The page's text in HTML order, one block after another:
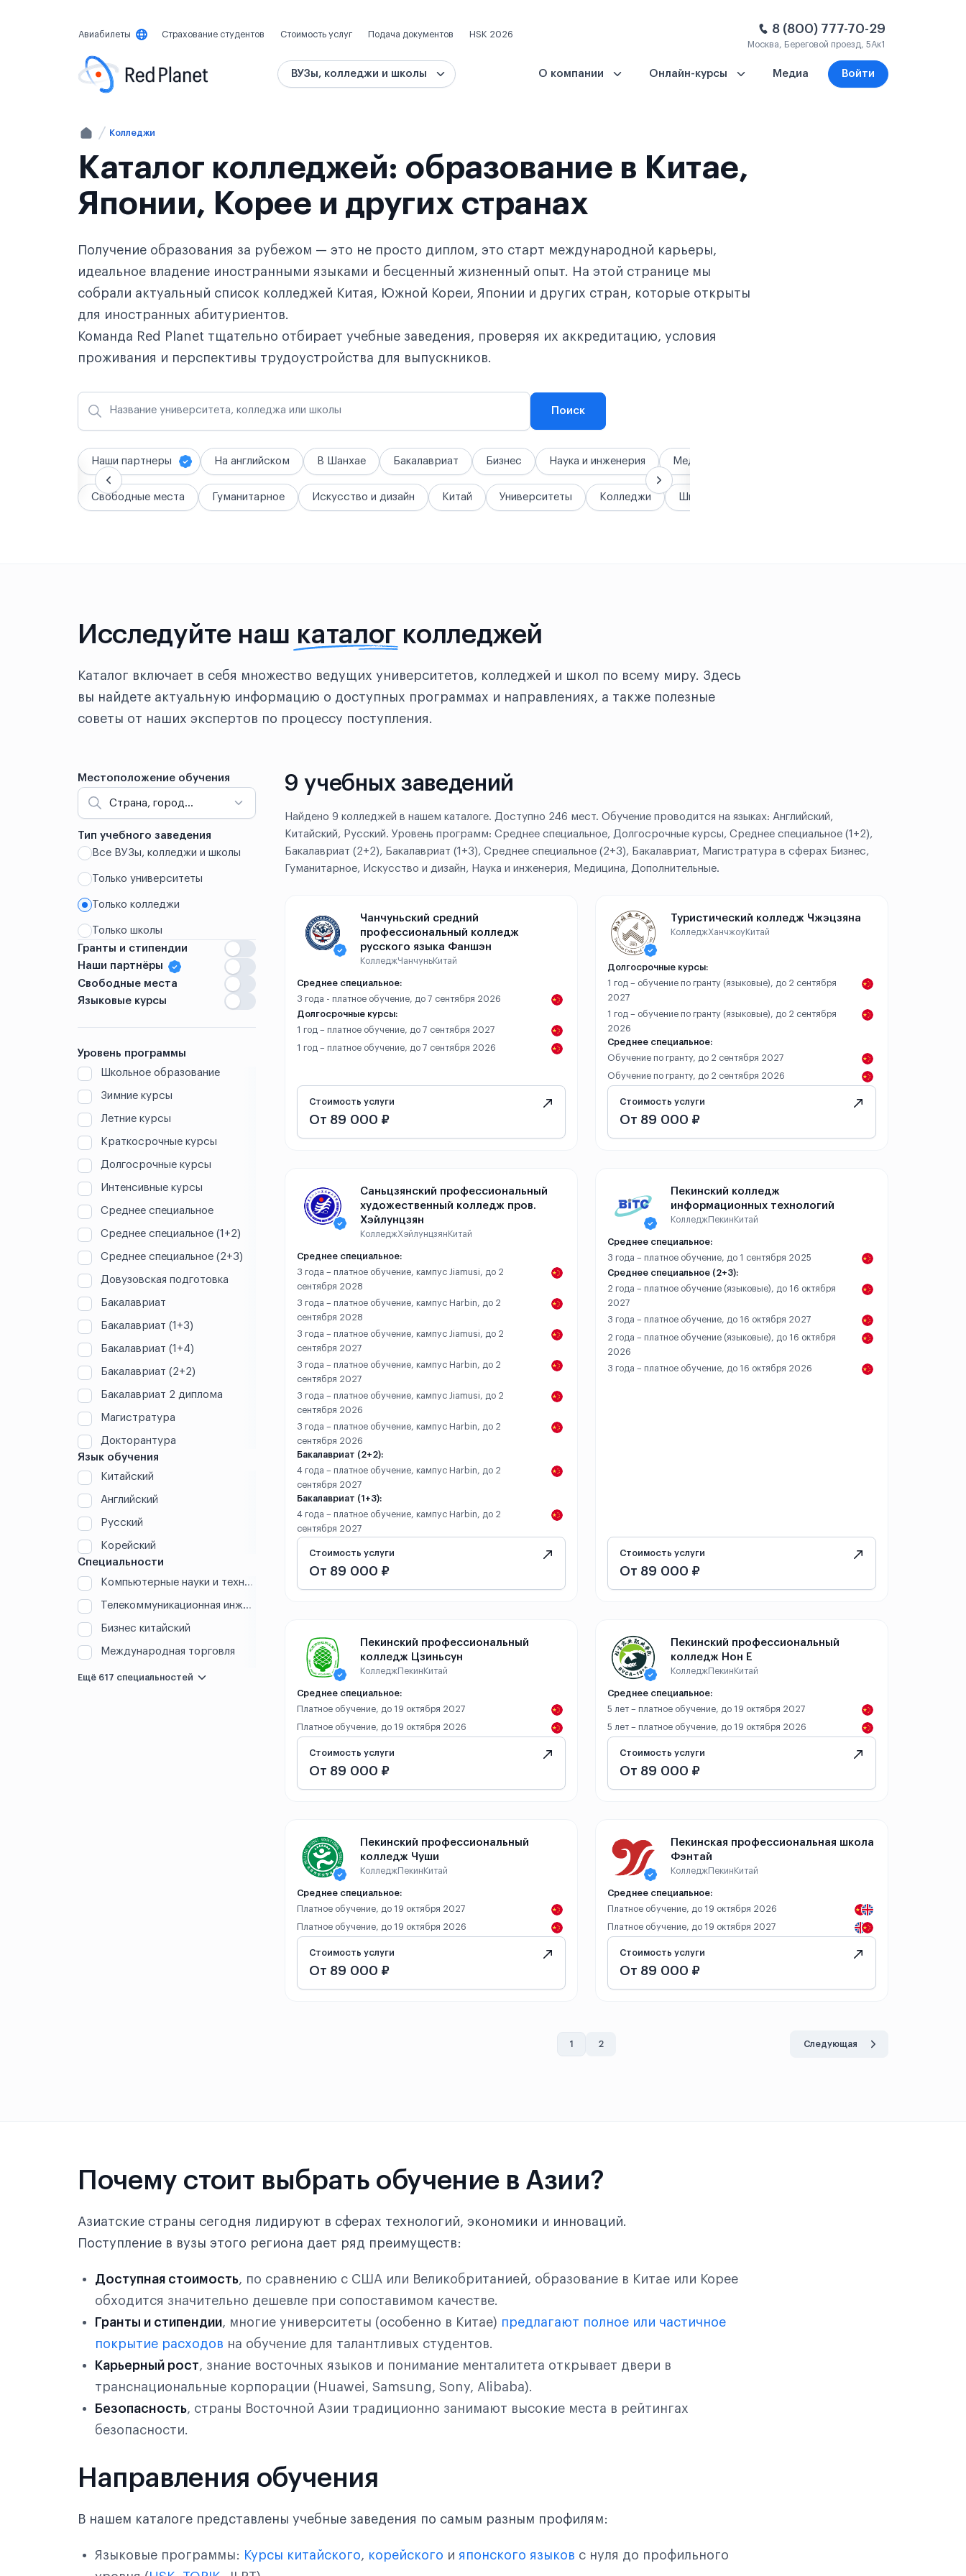
Авиабилеты Страхование студентов Стоимость услуг Подача документов HSK 2026 8 (800) 777-70-29
Москва, Береговой проезд, 5Ак1
ВУЗы, колледжи и школы О компании Онлайн-курсы Медиа Войти
Колледжи
Каталог колледжей: образование в Китае,
Японии, Корее и других странах
Получение образования за рубежом — это не просто диплом, это старт международной карьеры,
идеальное владение иностранными языками и бесценный жизненный опыт. На этой странице мы
собрали актуальный список колледжей Китая, Южной Кореи, Японии и других стран, которые открыты
для иностранных абитуриентов.
Команда Red Planet тщательно отбирает учебные заведения, проверяя их аккредитацию, условия
проживания и перспективы трудоустройства для выпускников.
Название университета, колледжа или школы Поиск
Наши партнеры На английском В Шанхае Бакалавриат Бизнес Наука и инженерия Медицина
Свободные места Гуманитарное Искусство и дизайн Китай Университеты Колледжи Школы
Исследуйте наш каталог колледжей
Каталог включает в себя множество ведущих университетов, колледжей и школ по всему миру. Здесь
вы найдете актуальную информацию о доступных программах и направлениях, а также полезные
советы от наших экспертов по процессу поступления.
Местоположение обучения
Страна, город...
Китай
Аньшань
Бэнбу
Вэйхай
Гонконг
Гуанчжоу
Гуаньхань
Гуйян
Далянь
Даньян
Дэчжоу
Дэян
Жичжао
Куньмин
Куньшань
Ланьчжоу
Лохэ
Лоян
Сямэнь
Тайюань
Тяньцзинь
Тяньшуй
Уси
Ухань
Уху
Фошань
Тип учебного заведения
Все ВУЗы, колледжи и школы
Только университеты
Только колледжи
Только школы
Гранты и стипендии
Наши партнёры
Свободные места
Языковые курсы
Уровень программы
Школьное образование
Зимние курсы
Летние курсы
Краткосрочные курсы
Долгосрочные курсы
Интенсивные курсы
Среднее специальное
Среднее специальное (1+2)
Среднее специальное (2+3)
Довузовская подготовка
Бакалавриат
Бакалавриат (1+3)
Бакалавриат (1+4)
Бакалавриат (2+2)
Бакалавриат 2 диплома
Магистратура
Докторантура
Язык обучения
Китайский
Английский
Русский
Корейский
Специальности
Компьютерные науки и технологии (IT)
Телекоммуникационная инженерия
Бизнес китайский
Международная торговля
Ещё 617 специальностей
9 учебных заведений
Найдено 9 колледжей в нашем каталоге. Доступно 246 мест. Обучение проводится на языках: Английский,
Китайский, Русский. Уровень программ: Среднее специальное, Долгосрочные курсы, Среднее специальное (1+2),
Бакалавриат (2+2), Бакалавриат (1+3), Среднее специальное (2+3), Бакалавриат, Магистратура в сферах Бизнес,
Гуманитарное, Искусство и дизайн, Наука и инженерия, Медицина, Дополнительные.
Чанчуньский средний
профессиональный колледж
русского языка Фаншэн
КолледжЧанчуньКитай
Среднее специальное:
3 года - платное обучение, до 7 сентября 2026
Долгосрочные курсы:
1 год – платное обучение, до 7 сентября 2027
1 год – платное обучение, до 7 сентября 2026
Стоимость услуги
От 89 000 ₽
Туристический колледж Чжэцзяна
КолледжХанчжоуКитай
Долгосрочные курсы:
1 год – обучение по гранту (языковые), до 2 сентября
2027
1 год – обучение по гранту (языковые), до 2 сентября
2026
Среднее специальное:
Обучение по гранту, до 2 сентября 2027
Обучение по гранту, до 2 сентября 2026
Стоимость услуги
От 89 000 ₽
Саньцзянский профессиональный
художественный колледж пров.
Хэйлунцзян
КолледжХэйлунцзян Китай
Среднее специальное:
3 года – платное обучение, кампус Jiamusi, до 2
сентября 2028
3 года – платное обучение, кампус Harbin, до 2
сентября 2028
3 года – платное обучение, кампус Jiamusi, до 2
сентября 2027
3 года – платное обучение, кампус Harbin, до 2
сентября 2027
3 года – платное обучение, кампус Jiamusi, до 2
сентября 2026
3 года – платное обучение, кампус Harbin, до 2
сентября 2026
Бакалавриат (2+2):
4 года – платное обучение, кампус Harbin, до 2
сентября 2027
Бакалавриат (1+3):
4 года – платное обучение, кампус Harbin, до 2
сентября 2027
Стоимость услуги
От 89 000 ₽
Пекинский колледж
информационных технологий
Колледж Пекин Китай
Среднее специальное:
3 года – платное обучение, до 1 сентября 2025
Среднее специальное (2+3):
2 года – платное обучение (языковые), до 16 октября
2027
3 года – платное обучение, до 16 октября 2027
2 года – платное обучение (языковые), до 16 октября
2026
3 года – платное обучение, до 16 октября 2026
Стоимость услуги
От 89 000 ₽
Пекинский профессиональный
колледж Цзиньсун
Колледж Пекин Китай
Среднее специальное:
Платное обучение, до 19 октября 2027
Платное обучение, до 19 октября 2026
Стоимость услуги
От 89 000 ₽
Пекинский профессиональный
колледж Нон Е
Колледж Пекин Китай
Среднее специальное:
5 лет – платное обучение, до 19 октября 2027
5 лет – платное обучение, до 19 октября 2026
Стоимость услуги
От 89 000 ₽
Пекинский профессиональный
колледж Чуши
Колледж Пекин Китай
Среднее специальное:
Платное обучение, до 19 октября 2027
Платное обучение, до 19 октября 2026
Стоимость услуги
От 89 000 ₽
Пекинская профессиональная школа
Фэнтай
Колледж Пекин Китай
Среднее специальное:
Платное обучение, до 19 октября 2026
Платное обучение, до 19 октября 2027
Стоимость услуги
От 89 000 ₽
1 2 Следующая
Почему стоит выбрать обучение в Азии?
Азиатские страны сегодня лидируют в сферах технологий, экономики и инноваций.
Поступление в вузы этого региона дает ряд преимуществ:
Доступная стоимость, по сравнению с США или Великобританией, образование в Китае или Корее
обходится значительно дешевле при сопоставимом качестве.
Гранты и стипендии, многие университеты (особенно в Китае) предлагают полное или частичное
покрытие расходов на обучение для талантливых студентов.
Карьерный рост, знание восточных языков и понимание менталитета открывает двери в
транснациональные корпорации (Huawei, Samsung, Sony, Alibaba).
Безопасность, страны Восточной Азии традиционно занимают высокие места в рейтингах
безопасности.
Направления обучения
В нашем каталоге представлены учебные заведения по самым разным профилям:
Языковые программы: Курсы китайского, корейского и японского языков с нуля до профильного